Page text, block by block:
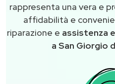
rappresenta una vera e
affidabilità e
riparazione e assistenza
a San Giorgio